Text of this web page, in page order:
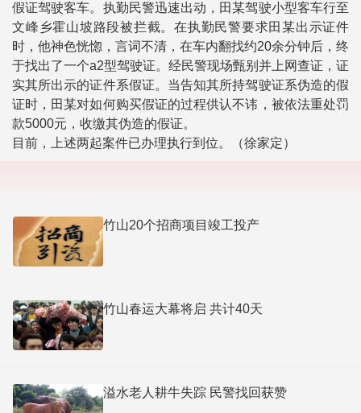
假证驾驶客车。执勤民警迅速出动，田某驾驶小型客车行至
文峰乡霍山坡路段被拦截。在执勤民警要求田某出示证件
时，他神色恍惚，言词不清，在车内翻找约20余分钟后，终
于找出了一个a2型驾驶证。经民警现场甄别并上网查证，证
实其所出示的证件系假证。当告知其所持驾驶证系伪造的假
证时，田某对如何购买假证的过程供认不讳，被依法重处罚
款5000元，收缴其伪造的假证。
目前，上述两起案件已办理执行到位。（徐家定）
竹山20个招商项目竣工投产
竹山春运大幕将启 共计40天
溢水老人耕牛失踪 民警找回获赞